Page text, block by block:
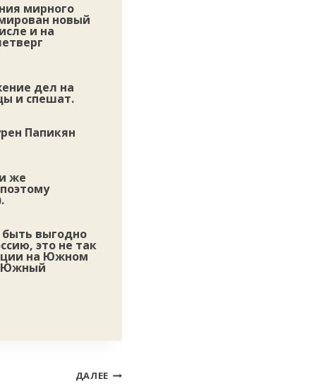
мирного
новый
и на
дел на
и спешат.
Папикян
же
быть выгодно
это не так
на Южном
Южный
ДАЛЕЕ